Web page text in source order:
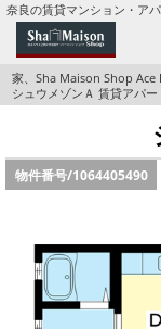
奈良の賃貸マンション・ア
TOPページ
Foreigners
店長のおすすめ物件
積水ハウス
家、Sha Maison Shop Ace
シュウメゾンＡ 賃貸アパー
物件番号/1064405490